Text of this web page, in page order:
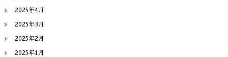
2025年4月
2025年3月
2025年2月
2025年1月